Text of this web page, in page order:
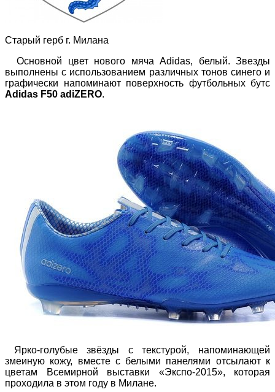
Старый герб г. Милана
Основной цвет нового мяча Adidas, белый. Звезды
выполнены с использованием различных тонов синего и
графически напоминают поверхность футбольных бутс
Adidas F50 adiZERO.
Ярко-голубые звёзды с текстурой, напоминающей
змеиную кожу, вместе с белыми панелями отсылают к
цветам Всемирной выставки «Экспо-2015», которая
проходила в этом году в Милане.